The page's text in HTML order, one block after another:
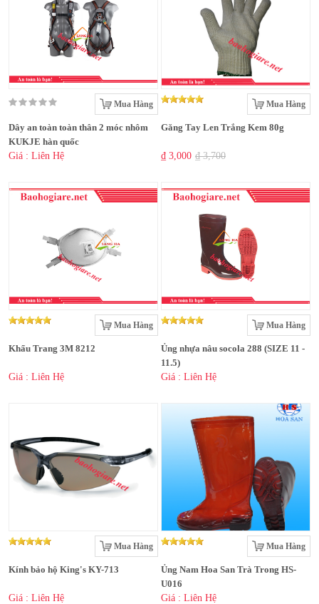
Mua Hàng
Dây an toàn toàn thân 2 móc nhôm
KUKJE hàn quốc
Giá : Liên Hệ
Mua Hàng
Găng Tay Len Trắng Kem 80g
₫ 3,000 ₫ 3,700
Mua Hàng
Khẩu Trang 3M 8212
Giá : Liên Hệ
Mua Hàng
Ủng nhựa nâu socola 288 (SIZE 11 -
11.5)
Giá : Liên Hệ
Mua Hàng
Kính bảo hộ King's KY-713
Giá : Liên Hệ
Mua Hàng
Ủng Nam Hoa San Trà Trong HS-
U016
Giá : Liên Hệ